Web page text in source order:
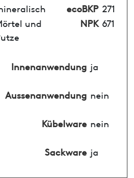
ecoBKP 271
und
NPK 671
Innenanwendung ja
Aussenanwendung nein
Kübelware nein
Sackware ja